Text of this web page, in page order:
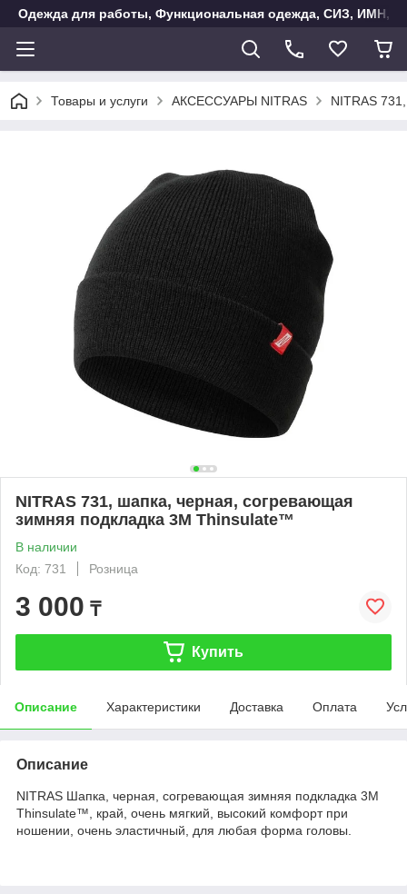
Одежда для работы, Функциональная одежда, СИЗ, ИМН,
Товары и услуги АКСЕССУАРЫ NITRAS NITRAS
NITRAS 731, шапка, черная, согревающая
зимняя подкладка 3M Thinsulate™
В наличии
Код: 731
Розница
3 000 ₸
Купить
Описание Характеристики Доставка Оплата
Описание
NITRAS Шапка, черная, согревающая зимняя подкладка 3M
Thinsulate™, край, очень мягкий, высокий комфорт при
ношении, очень эластичный, для любая форма головы.